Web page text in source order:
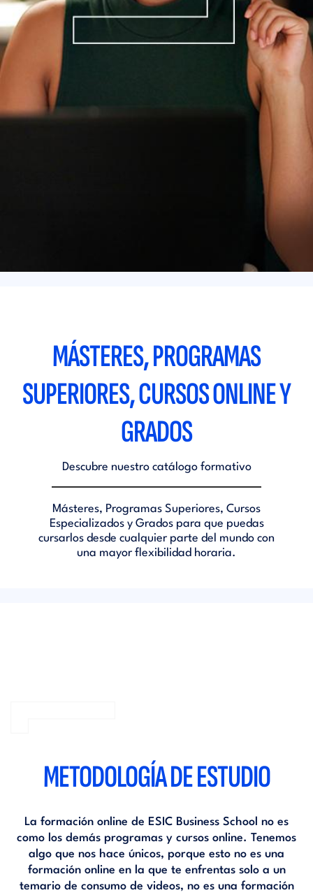
MÁSTERES, PROGRAMAS
SUPERIORES, CURSOS ONLINE Y
GRADOS
Descubre nuestro catálogo formativo
Másteres, Programas Superiores, Cursos
Especializados y Grados para que puedas
cursarlos desde cualquier parte del mundo con
una mayor flexibilidad horaria.
METODOLOGÍA DE ESTUDIO
La formación online de ESIC Business School no es
como los demás programas y cursos online. Tenemos
algo que nos hace únicos, porque esto no es una
formación online en la que te enfrentas solo a un
temario de consumo de videos, no es una formación